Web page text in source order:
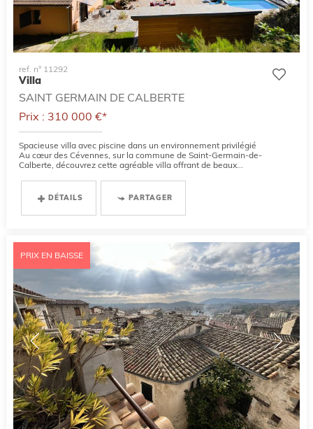
ref. n° 11292
Villa
SAINT GERMAIN DE CALBERTE
Prix : 310 000 €*
Spacieuse villa avec piscine dans un environnement privilégié
Au cœur des Cévennes, sur la commune de Saint-Germain-de-
Calberte, découvrez cette agréable villa offrant de beaux...
DÉTAILS PARTAGER
PRIX EN BAISSE